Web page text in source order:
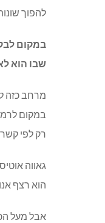
להפוך
במקום
שבו הוא
מרחב כזה
במקום
רק לפי קשר
גאווה
הוא רצף
אבל מעל